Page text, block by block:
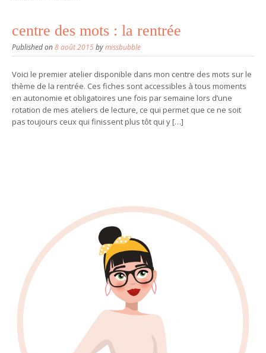
centre des mots : la rentrée
Published on8 août 2015bymissbubble
Voici le premier atelier disponible dans mon centre des mots sur le
thème de la rentrée. Ces fiches sont accessibles à tous moments
en autonomie et obligatoires une fois par semaine lors d’une
rotation de mes ateliers de lecture, ce qui permet que ce ne soit
pas toujours ceux qui finissent plus tôt qui y […]